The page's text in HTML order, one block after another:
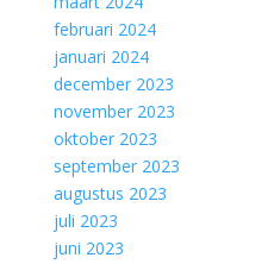
februari 2024
januari 2024
december 2023
november 2023
oktober 2023
september 2023
augustus 2023
juli 2023
juni 2023